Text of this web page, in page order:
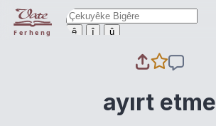
Ferheng ê î û
ayırt etme